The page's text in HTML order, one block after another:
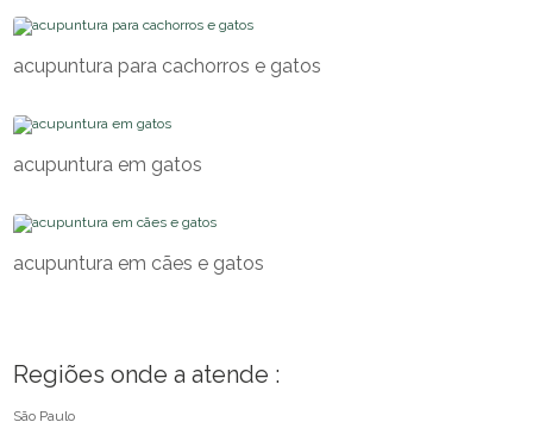
acupuntura para cachorros e gatos
acupuntura em gatos
acupuntura em cães e gatos
Regiões onde a atende :
São Paulo